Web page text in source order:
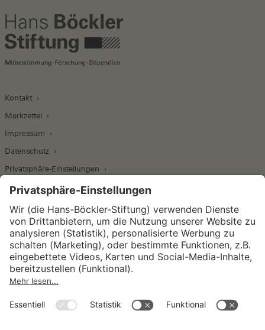
Kontakt
Merkzettel
Impressum
Datenschutz
Privatsphäre-Einstellungen
Wirtschafts- und Sozialwissenschaftliches Institut
Institut für Makroökonomie und
Konjunkturforschung